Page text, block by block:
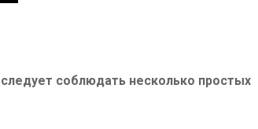
соблюдать несколько простых